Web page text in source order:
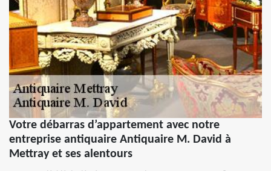
Votre débarras d’appartement avec notre
entreprise antiquaire Antiquaire M. David à
Mettray et ses alentours